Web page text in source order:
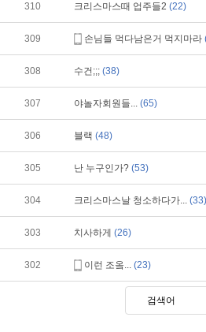
310 크리스마스때 업주들2 (22)
309 손님들 먹다남은거 먹지마라
308 수건;;; (38)
307 야놀자회원들... (65)
306 블랙 (48)
305 난 누구인가? (53)
304 크리스마스날 청소하다가... (33)
303 치사하게 (26)
302 이런 조옼... (23)